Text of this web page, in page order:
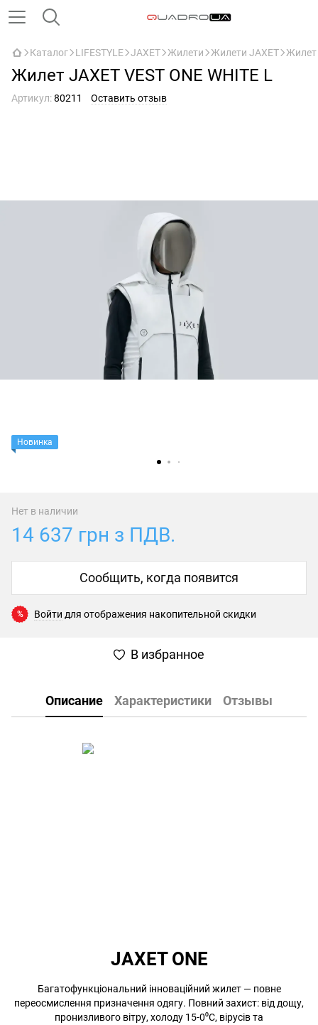
Каталог LIFESTYLE JAXET Жилети Жилети JAXET Жилет
Жилет JAXET VEST ONE WHITE L
Артикул:80211 Оставить отзыв
Новинка
Нет в наличии
14 637 грн з ПДВ.
Сообщить, когда появится
% Войти для отображения накопительной скидки
В избранное
Описание Характеристики Отзывы
JAXET ONE
Багатофункціональний інноваційний жилет — повне
переосмислення призначення одягу. Повний захист: від дощу,
пронизливого вітру, холоду 15-0⁰С, вірусів та